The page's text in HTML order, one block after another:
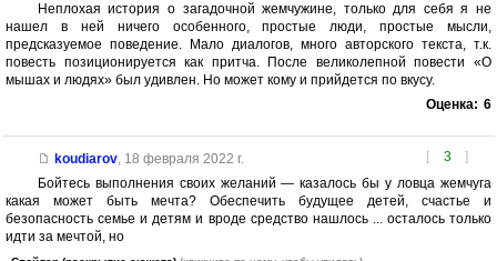
Неплохая история о загадочной жемчужине, только для себя я не
нашел в ней ничего особенного, простые люди, простые мысли,
предсказуемое поведение. Мало диалогов, много авторского текста, т.к.
повесть позиционируется как притча. После великолепной повести «О
мышах и людях» был удивлен. Но может кому и прийдется по вкусу.
Оценка: 6
[ 3 ]
koudiarov, 18 февраля 2022 г.
Бойтесь выполнения своих желаний — казалось бы у ловца жемчуга
какая может быть мечта? Обеспечить будущее детей, счастье и
безопасность семье и детям и вроде средство нашлось ... осталось только
идти за мечтой, но